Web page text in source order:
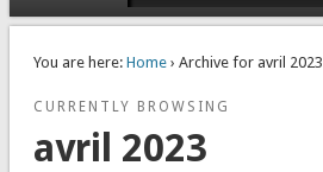
You are here: Home› Archive for avril 2023
CURRENTLY BROWSING
avril 2023